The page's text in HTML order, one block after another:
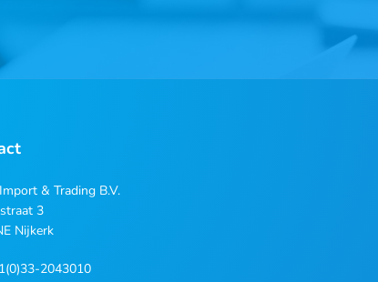
& Trading B.V.
3
Nijkerk
2043010